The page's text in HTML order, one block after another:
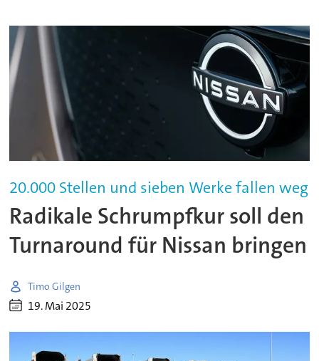
20.000 Stellen und sieben Werke fallen weg
Radikale Schrumpfkur soll den
Turnaround für Nissan bringen
Timo Gilgen
19. Mai 2025